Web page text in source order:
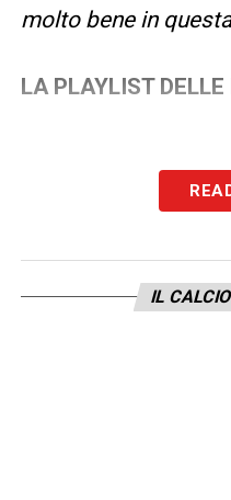
molto bene in
LA PLAYLIST
IL